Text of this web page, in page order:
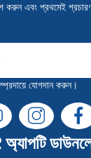
করুন এবং প্রথমেই
যোগদান করুন।